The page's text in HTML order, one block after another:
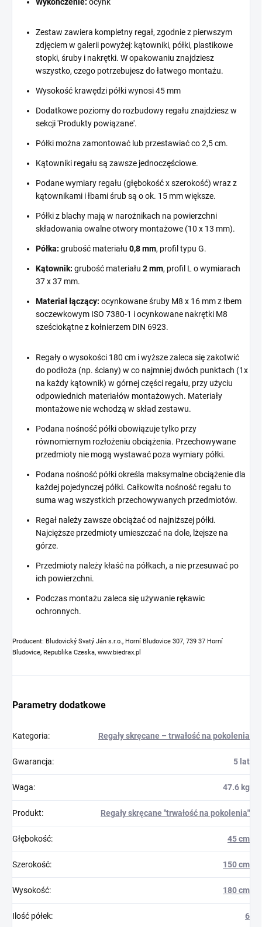
Zestaw zawiera kompletny regał, zgodnie z pierwszym
zdjęciem w galerii powyżej: kątowniki, półki, plastikowe
stopki, śruby i nakrętki. W opakowaniu znajdziesz
wszystko, czego potrzebujesz do łatwego montażu.
Wysokość krawędzi półki wynosi 45 mm
Dodatkowe poziomy do rozbudowy regału znajdziesz w
sekcji 'Produkty powiązane'.
Półki można zamontować lub przestawiać co 2,5 cm.
Kątowniki regału są zawsze jednoczęściowe.
Podane wymiary regału (głębokość x szerokość) wraz z
kątownikami i łbami śrub są o ok. 15 mm większe.
Półki z blachy mają w narożnikach na powierzchni
składowania owalne otwory montażowe (10 x 13 mm).
Półka: grubość materiału 0,8 mm, profil typu G.
Kątownik: grubość materiału 2 mm, profil L o wymiarach
37 x 37 mm.
Materiał łączący: ocynkowane śruby M8 x 16 mm z łbem
soczewkowym ISO 7380-1 i ocynkowane nakrętki M8
sześciokątne z kołnierzem DIN 6923.
Regały o wysokości 180 cm i wyższe zaleca się zakotwić
do podłoża (np. ściany) w co najmniej dwóch punktach (1x
na każdy kątownik) w górnej części regału, przy użyciu
odpowiednich materiałów montażowych. Materiały
montażowe nie wchodzą w skład zestawu.
Podana nośność półki obowiązuje tylko przy
równomiernym rozłożeniu obciążenia. Przechowywane
przedmioty nie mogą wystawać poza wymiary półki.
Podana nośność półki określa maksymalne obciążenie dla
każdej pojedynczej półki. Całkowita nośność regału to
suma wag wszystkich przechowywanych przedmiotów.
Regał należy zawsze obciążać od najniższej półki.
Najcięższe przedmioty umieszczać na dole, lżejsze na
górze.
Przedmioty należy kłaść na półkach, a nie przesuwać po
ich powierzchni.
Podczas montażu zaleca się używanie rękawic
ochronnych.
Producent: Bludovický Svatý Ján s.r.o., Horní Bludovice 307, 739 37 Horní
Bludovice, Republika Czeska, www.biedrax.pl
Parametry dodatkowe
Kategoria: Regały skręcane – trwałość na pokolenia
Gwarancja: 5 lat
Waga: 47.6 kg
Produkt: Regały skręcane "trwałość na pokolenia"
Głębokość: 45 cm
Szerokość: 150 cm
Wysokość: 180 cm
Ilość półek: 6